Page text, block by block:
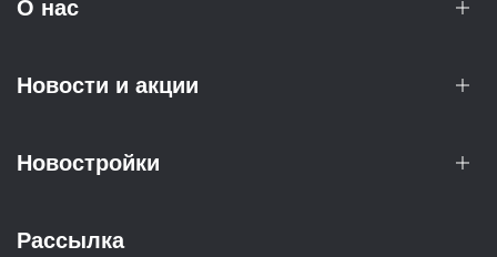
О нас
Новости и акции
Новостройки
Рассылка